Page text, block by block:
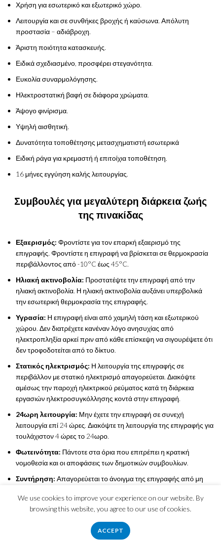
Χρήση για εσωτερικό και εξωτερικό χώρο.
Λειτουργία και σε συνθήκες βροχής ή καύσωνα. Απόλυτη
προστασία – αδιάβροχη.
Άριστη ποιότητα κατασκευής.
Ειδικά σχεδιασμένο, προσφέρει στεγανότητα.
Ευκολία συναρμολόγησης.
Ηλεκτροστατική βαφή σε διάφορα χρώματα.
Άψογο φινίρισμα.
Υψηλή αισθητική.
Δυνατότητα τοποθέτησης μετασχηματιστή εσωτερικά
Ειδική ράγα για κρεμαστή ή επιτοίχια τοποθέτηση.
16 μήνες εγγύηση καλής λειτουργίας.
Συμβουλές για μεγαλύτερη διάρκεια ζωής
της πινακίδας
Εξαερισμός: Φροντίστε για τον επαρκή εξαερισμό της
επιγραφής. Φροντίστε η επιγραφή να βρίσκεται σε θερμοκρασία
περιβάλλοντος από -10°C έως 45°C.
Ηλιακή ακτινοβολία: Προστατέψτε την επιγραφή από την
ηλιακή ακτινοβολία. Η ηλιακή ακτινοβολία αυξάνει υπερβολικά
την εσωτερική θερμοκρασία της επιγραφής.
Υγρασία: Η επιγραφή είναι από χαμηλή τάση και εξωτερικού
χώρου. Δεν διατρέχετε κανέναν λόγο ανησυχίας από
ηλεκτροπληξία αρκεί πριν από κάθε επίσκεψη να σιγουρέψετε ότι
δεν τροφοδοτείται από το δίκτυο.
Στατικός ηλεκτρισμός: Η λειτουργία της επιγραφής σε
περιβάλλον με στατικό ηλεκτρισμό απαγορεύεται. Διακόψτε
αμέσως την παροχή ηλεκτρικού ρεύματος κατά τη διάρκεια
εργασιών ηλεκτροσυγκόλλησης κοντά στην επιγραφή.
24ωρη λειτουργία: Μην έχετε την επιγραφή σε συνεχή
λειτουργία επί 24 ώρες. Διακόψτε τη λειτουργία της επιγραφής για
τουλάχιστον 4 ώρες το 24ωρο.
Φωτεινότητα: Πάντοτε στα όρια που επιτρέπει η κρατική
νομοθεσία και οι αποφάσεις των δημοτικών συμβουλίων.
Συντήρηση: Απαγορεύεται το άνοιγμα της επιγραφής από μη
We use cookies to improve your experience on our website. By
browsing this website, you agree to our use of cookies.
ACCEPT